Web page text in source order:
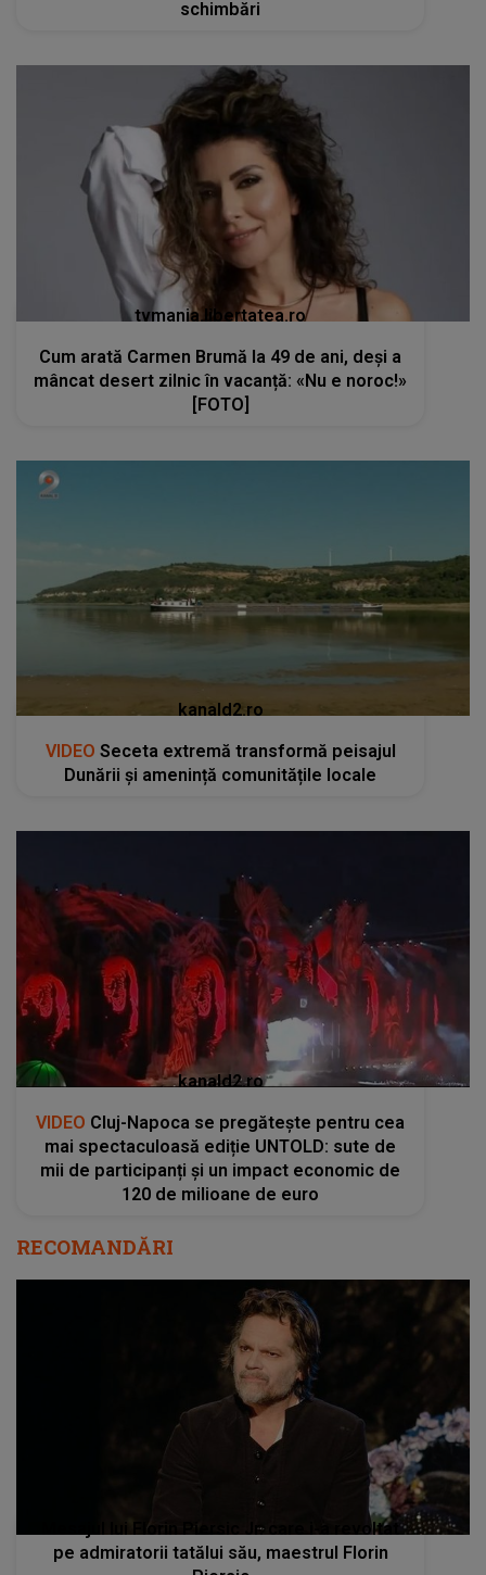
schimbări
tvmania.libertatea.ro
Cum arată Carmen Brumă la 49 de ani, deși a
mâncat desert zilnic în vacanță: «Nu e noroc!»
[FOTO]
kanald2.ro
VIDEO Seceta extremă transformă peisajul
Dunării și amenință comunitățile locale
kanald2.ro
VIDEO Cluj-Napoca se pregătește pentru cea
mai spectaculoasă ediție UNTOLD: sute de
mii de participanți și un impact economic de
120 de milioane de euro
RECOMANDĂRI
Mesajul lui Florin Piersic Jr. care i-a revoltat
pe admiratorii tatălui său, maestrul Florin